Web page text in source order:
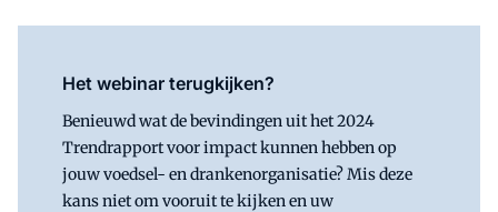
Het webinar terugkijken?
Benieuwd wat de bevindingen uit het 2024
Trendrapport voor impact kunnen hebben op
jouw voedsel- en drankenorganisatie? Mis deze
kans niet om vooruit te kijken en uw